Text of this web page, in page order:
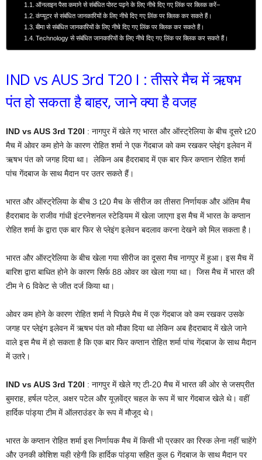
ऑनलाइन पैसा कमाने से संबंधित पोस्ट पढ़ने के लिए नीचे दिए गए लिंक पर क्लिक करें–
कंप्यूटर से संबंधित जानकारियों के लिए नीचे दिए गए लिंक पर क्लिक कर सकते हैं।
बीमा से संबंधित जानकारियों के लिए नीचे दिए गए लिंक पर क्लिक कर सकते हैं।
Technology से संबंधित जानकारियों के लिए नीचे दिए गए लिंक पर क्लिक कर सकते हैं।
IND vs AUS 3rd T20 I : तीसरे मैच में ऋषभ
पंत हो सकता है बाहर, जाने क्या है वजह
IND vs AUS 3rd T20I : नागपुर में खेले गए भारत और ऑस्ट्रेलिया के बीच दूसरे t20
मैच में ओवर कम होने के कारण रोहित शर्मा ने एक गेंदबाज को कम रखकर प्लेइंग इलेवन में
ऋषभ पंत को जगह दिया था। लेकिन अब हैदराबाद में एक बार फिर कप्तान रोहित शर्मा
पांच गेंदबाज के साथ मैदान पर उतर सकते हैं।
भारत और ऑस्ट्रेलिया के बीच 3 t20 मैच के सीरीज का तीसरा निर्णायक और अंतिम मैच
हैदराबाद के राजीव गांधी इंटरनेशनल स्टेडियम में खेला जाएगा इस मैच में भारत के कप्तान
रोहित शर्मा के द्वारा एक बार फिर से प्लेइंग इलेवन बदलाव करना देखने को मिल सकता है।
भारत और ऑस्ट्रेलिया के बीच खेला गया सीरीज का दूसरा मैच नागपुर में हुआ। इस मैच में
बारिश द्वारा बाधित होने के कारण सिर्फ 88 ओवर का खेला गया था। जिस मैच में भारत की
टीम ने 6 विकेट से जीत दर्ज किया था।
ओवर कम होने के कारण रोहित शर्मा ने पिछले मैच में एक गेंदबाज को कम रखकर उसके
जगह पर प्लेइंग इलेवन में ऋषभ पंत को मौका दिया था लेकिन अब हैदराबाद में खेले जाने
वाले इस मैच में हो सकता है कि एक बार फिर कप्तान रोहित शर्मा पांच गेंदबाज के साथ मैदान
में उतरे।
IND vs AUS 3rd T20I : नागपुर में खेले गए टी-20 मैच में भारत की ओर से जसप्रीत
बुमराह, हर्षल पटेल, अक्षर पटेल और यूज़वेंद्र चहल के रूप में चार गेंदबाज खेले थे। वहीं
हार्दिक पांड्या टीम में ऑलराउंडर के रूप में मौजूद थे।
भारत के कप्तान रोहित शर्मा इस निर्णायक मैच में किसी भी प्रकार का रिस्क लेना नहीं चाहेंगे
और उनकी कोशिश यही रहेगी कि हार्दिक पांड्या सहित कुल 6 गेंदबाज के साथ मैदान पर